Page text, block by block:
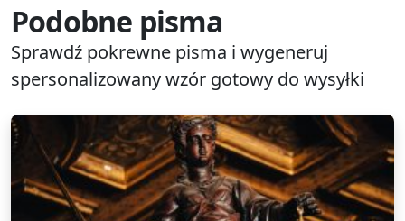
Podobne pisma
Sprawdź pokrewne pisma i wygeneruj
spersonalizowany wzór gotowy do wysyłki